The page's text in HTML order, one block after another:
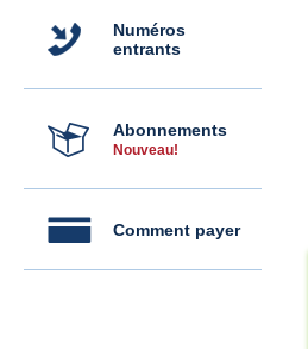
Numéros
entrants
Abonnements
Nouveau!
Comment payer